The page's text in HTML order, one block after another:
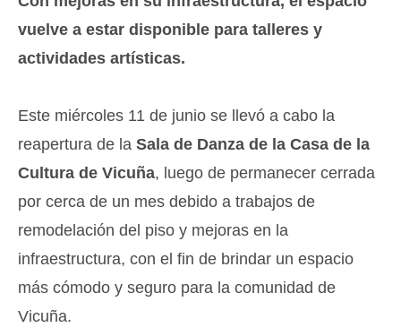
vuelve a estar disponible para talleres y
actividades artísticas.
Este miércoles 11 de junio se llevó a cabo la
reapertura de la Sala de Danza de la Casa de la
Cultura de Vicuña, luego de permanecer cerrada
por cerca de un mes debido a trabajos de
remodelación del piso y mejoras en la
infraestructura, con el fin de brindar un espacio
más cómodo y seguro para la comunidad de
Vicuña.